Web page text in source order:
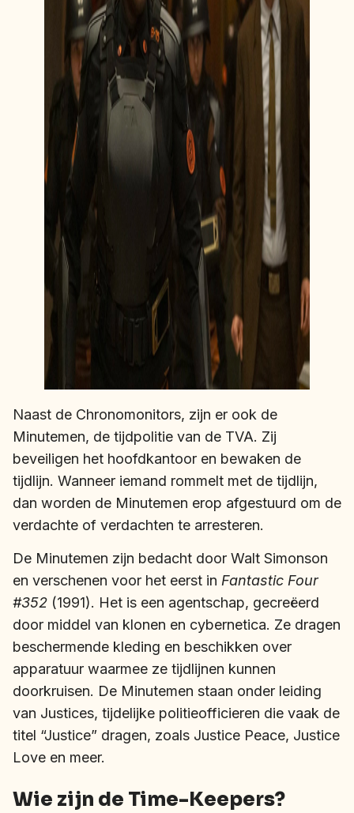
Naast de Chronomonitors, zijn er ook de
Minutemen, de tijdpolitie van de TVA. Zij
beveiligen het hoofdkantoor en bewaken de
tijdlijn. Wanneer iemand rommelt met de tijdlijn,
dan worden de Minutemen erop afgestuurd om de
verdachte of verdachten te arresteren.
De Minutemen zijn bedacht door Walt Simonson
en verschenen voor het eerst in Fantastic Four
#352 (1991). Het is een agentschap, gecreëerd
door middel van klonen en cybernetica. Ze dragen
beschermende kleding en beschikken over
apparatuur waarmee ze tijdlijnen kunnen
doorkruisen. De Minutemen staan onder leiding
van Justices, tijdelijke politieofficieren die vaak de
titel “Justice” dragen, zoals Justice Peace, Justice
Love en meer.
Wie zijn de Time-Keepers?